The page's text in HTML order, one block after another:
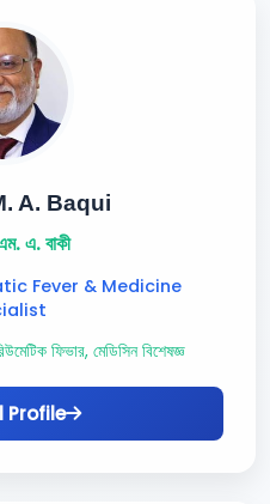
A. Baqui
এ. বাকী
Fever & Medicine
ফিভার, মেডিসিন বিশেষজ্ঞ
Profile